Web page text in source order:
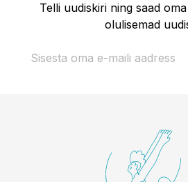
Telli uudiskiri ning saad
olulisemad